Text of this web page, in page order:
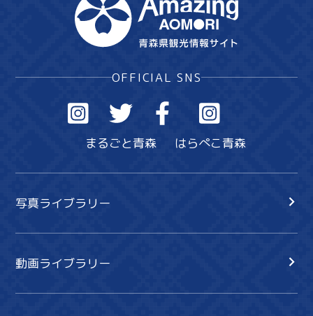
OFFICIAL SNS
まるごと青森 はらぺこ青森
写真ライブラリー
動画ライブラリー